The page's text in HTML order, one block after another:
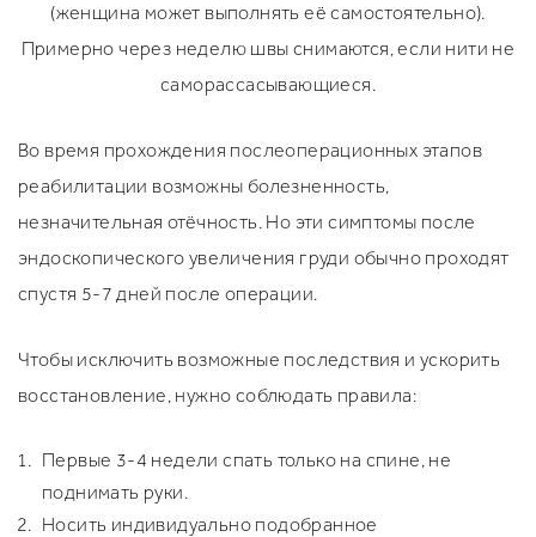
(женщина может выполнять её самостоятельно).
Примерно через неделю швы снимаются, если нити не
саморассасывающиеся.
Во время прохождения послеоперационных этапов
реабилитации возможны болезненность,
незначительная отёчность. Но эти симптомы после
эндоскопического увеличения груди обычно проходят
спустя 5-7 дней после операции.
Чтобы исключить возможные последствия и ускорить
восстановление, нужно соблюдать правила:
Первые 3-4 недели спать только на спине, не
поднимать руки.
Носить индивидуально подобранное